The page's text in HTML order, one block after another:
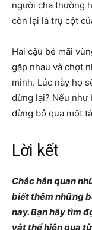
người cha thường
còn lại là trụ cột
Hai cậu bé mãi
gặp nhau và chợt
mình. Lúc này họ
dừng lại? Nếu như
đừng bỏ qua một
Lời kết
Chắc hẳn quan
biết thêm những
nay. Bạn hãy tìm
vật thể hiện qua